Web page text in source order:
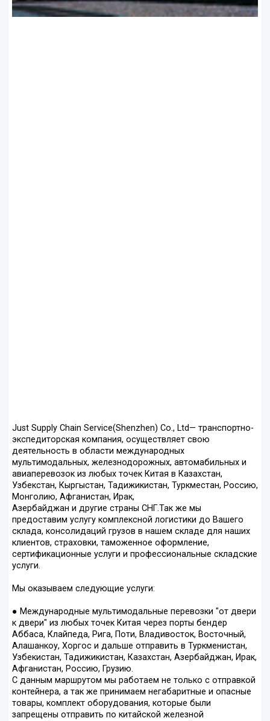
Just Supply Chain Service(Shenzhen) Co., Ltd— транспортно-
экспедиторская компания, осуществляет свою
деятельность в области международных
мультимодальных, железнодорожных, автомабильных и
авиаперевозок из любых точек Китая в Казахстан,
Узбекстан, Кыргыстан, Тадижикистан, Туркместан, Россию,
Монголию, Афганистан, Ирак,
Азербайджан и другие страны СНГ.Так же мы
предоставим услугу комплексной логистики до Вашего
склада, консолидаций грузов в нашем складе для наших
клиентов, страховки, таможенное оформление,
сертификационные услуги и профессиональные складские
услуги.
Мы оказываем следующие услуги:
● Международные мультимодальные перевозки "от двери
к двери" из любых точек Китая через порты бендер
Аббаса, Клайпеда, Рига, Поти, Владивосток, Восточный,
Алашанкоу, Хоргос и дальше отправить в Туркменистан,
Узбекистан, Тадижикистан, Казахстан, Азербайджан, Ирак,
Афганистан, Россию, Грузию.
С данным маршрутом мы работаем не только с отправкой
контейнера, а так же принимаем негабаритные и опасные
товары, комплект оборудования, которые были
запрещены отправить по китайской железной